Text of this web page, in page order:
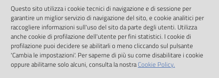
Eventi
Chiedi al
bibliotecario
Avvisi
solo alle condizioni previste dalla direttiva
comunitaria 2003/98/CE e dal d.lgs. 36/2006
SOCIAL
Instagram
Questo sito utilizza i cookie tecnici di navigazione e di sessione per
garantire un miglior servizio di navigazione del sito, e cookie analitici per
raccogliere informazioni sull'uso del sito da parte degli utenti. Utilizza
anche cookie di profilazione dell'utente per fini statistici. I cookie di
profilazione puoi decidere se abilitarli o meno cliccando sul pulsante
'Cambia le impostazioni'. Per saperne di più su come disabilitare i cookie
oppure abilitarne solo alcuni, consulta la nostraCookie Policy.